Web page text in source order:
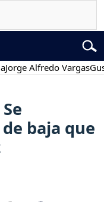
Alfredo Vargas
baja que